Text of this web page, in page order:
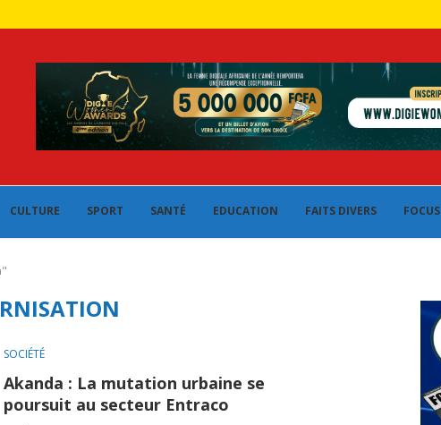
CULTURE SPORT SANTÉ EDUCATION FAITS DIVERS FOCUS
SOCIÉTÉ
Akanda : La mutation urbaine se
poursuit au secteur Entraco